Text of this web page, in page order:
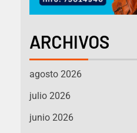
ARCHIVOS
agosto 2026
julio 2026
junio 2026